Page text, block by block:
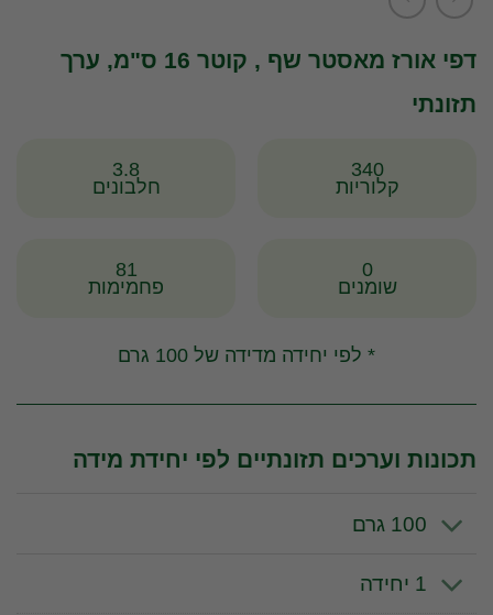
דפי אורז מאסטר שף , קוטר 16 ס"מ, ערך
תזונתי
340
קלוריות
3.8
חלבונים
0
שומנים
81
פחמימות
* לפי יחידה מדידה של 100 גרם
תכונות וערכים תזונתיים לפי יחידת מידה
100 גרם
1 יחידה